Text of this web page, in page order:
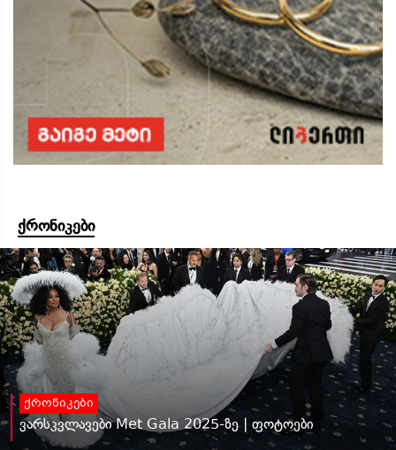
ქრონიკები
ქრონიკები
ვარსკვლავები Met Gala 2025-ზე | ფოტოები